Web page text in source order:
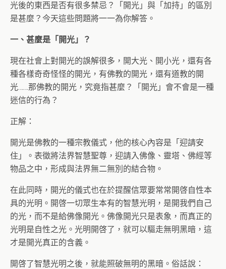
光後的東西是否有很多禁忌？「開光」與「加持」的區別
是甚麼？今天這些問題將一一為你解答。
一、甚麼是「開光」？
現在社會上對開光的誤解很多，開大光、開小光，還有各
種各樣奇奇怪怪的開光，有佛教的開光，還有道教的開
光……那佛教的開光，究竟指甚麼？「開光」會不會是一種
迷信的行為？
正解：
開光是佛教的一種宗教儀式，他的核心內容是「迎請安
住」。表徵將法界智慧聖尊，迎請入佛像、靈塔、佛經等
物品之中，形成與法界無二無別的結合物。
在此同時，開光的儀式也在於提醒信眾要常常開啓自性本
具的光明。開啓一切眾生本有的智慧光明，是開我們自己
的光，而不是給佛像開光。佛像開光只是表象，而真正的
光明是自性之光。光明開啓了，就可以驅走無明黑暗，這
才是開光真正的含義。
開啓了智慧光明之後，就能照破無明的黑暗。俗話說：